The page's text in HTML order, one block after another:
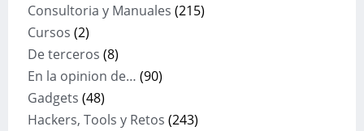
Consultoria y Manuales (215)
Cursos (2)
De terceros (8)
En la opinion de… (90)
Gadgets (48)
Hackers, Tools y Retos (243)